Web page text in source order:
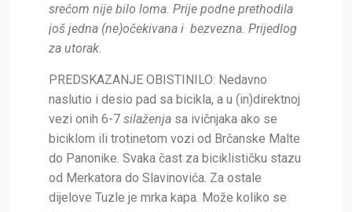
srećom nije bilo loma. Prije podne prethodila
još jedna (ne)očekivana i bezvezna. Prijedlog
za utorak.
PREDSKAZANJE OBISTINILO: Nedavno
naslutio i desio pad sa bicikla, a u (in)direktnoj
vezi onih 6-7 silaženja sa ivičnjaka ako se
biciklom ili trotinetom vozi od Brčanske Malte
do Panonike. Svaka čast za biciklističku stazu
od Merkatora do Slavinovića. Za ostale
dijelove Tuzle je mrka kapa. Može koliko se